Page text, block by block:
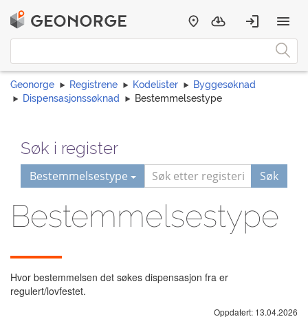
Geonorge Registrene Kodelister
Byggesøknad
Dispensasjonssøknad
Bestemmelsestype
Søk i register
Bestemmelsestype Søk
Bestemmelsestype
Hvor bestemmelsen det søkes dispensasjon fra er
regulert/lovfestet.
Oppdatert: 13.04.2026